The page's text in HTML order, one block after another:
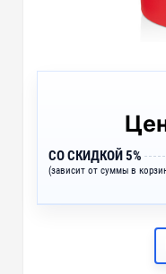
СО СКИДКОЙ 5%
(зависит от суммы в